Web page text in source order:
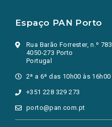
Espaço PAN Porto
Rua Barão Forrester, n.º 783
4050-273 Porto
Portugal
2ª a 6ª das 10h00 às 16h00
+351 228 329 273
porto@pan.com.pt